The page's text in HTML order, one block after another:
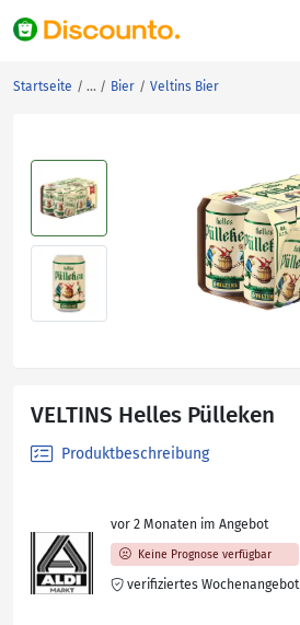
Startseite Bier Veltins Bier
VELTINS Helles Pülleken
Produktbeschreibung
vor 2 Monaten im Angebot
Keine Prognose verfügbar
verifiziertes Wochenangebot